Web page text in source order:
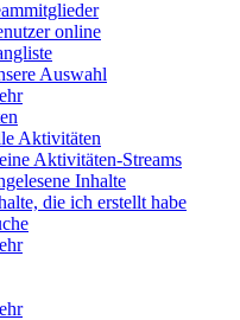
online
Auswahl
Aktivitäten
Aktivitäten-Streams
Inhalte
die ich erstellt habe